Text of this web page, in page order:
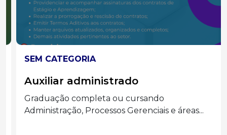
SEM CATEGORIA
Auxiliar administrado
Graduação completa ou cursando
Administração, Processos Gerenciais e áreas...